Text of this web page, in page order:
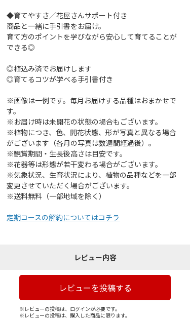
◆育てやすさ／花屋さんサポート付き
商品と一緒に手引書をお届け。
育て方のポイントを学びながら安心して育てることが
できる◎
◎植込み済でお届けします
◎育てるコツが学べる手引書付き
※画像は一例です。毎月お届けする品種はおまかせで
す。
※お届け時は未開花の状態の場合もございます。
※植物につき、色、開花状態、形が写真と異なる場合
がございます（各月の写真は数週間経過後）。
※観賞期間・生長後高さは目安です。
※花器等は形態が若干変わる場合がございます。
※気象状況、生育状況により、植物の品種などを一部
変更させていただく場合がございます。
※送料無料（一部地域を除く）
定期コースの解約についてはコチラ
レビュー内容
レビューを投稿する
※レビューの投稿は、ログインが必要です。
※レビューの投稿は、購入した商品に限ります。